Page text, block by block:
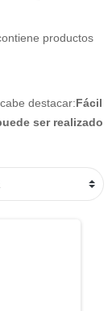
productos
destacar:Fácil
ser realizado